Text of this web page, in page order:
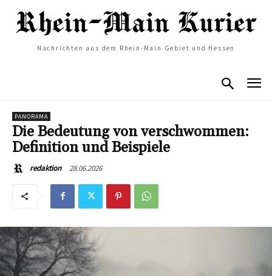
Nachrichten aus dem Rhein-Main Gebiet und Hessen
PANORAMA
Die Bedeutung von verschwommen:
Definition und Beispiele
redaktion 28.06.2026